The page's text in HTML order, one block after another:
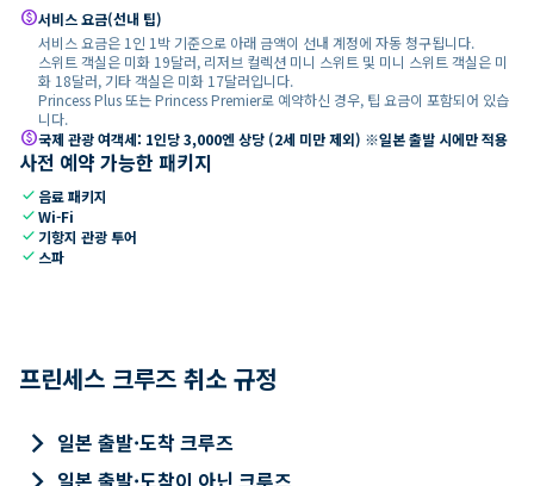
paid서비스 요금(선내 팁)
서비스 요금은 1인 1박 기준으로 아래 금액이 선내 계정에 자동 청구됩니다.
스위트 객실은 미화 19달러, 리저브 컬렉션 미니 스위트 및 미니 스위트 객실은 미
화 18달러, 기타 객실은 미화 17달러입니다.
Princess Plus 또는 Princess Premier로 예약하신 경우, 팁 요금이 포함되어 있습
니다.
paid국제 관광 여객세: 1인당 3,000엔 상당 (2세 미만 제외) ※일본 출발 시에만 적용
사전 예약 가능한 패키지
check 음료 패키지
checkWi-Fi
check 기항지 관광 투어
check 스파
프린세스 크루즈 취소 규정
keyboard_arrow_right 일본 출발·도착 크루즈